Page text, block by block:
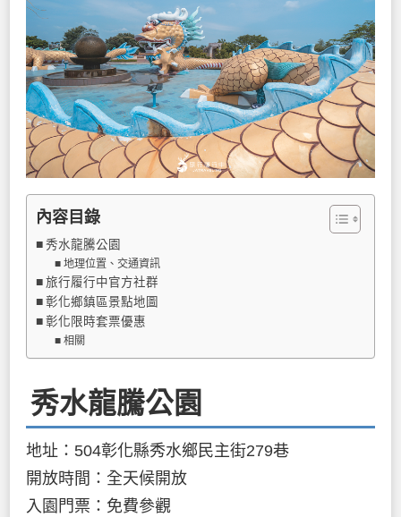
內容目錄
秀水龍騰公園
地理位置、交通資訊
旅行履行中官方社群
彰化鄉鎮區景點地圖
彰化限時套票優惠
相關
秀水龍騰公園
地址：504彰化縣秀水鄉民主街279巷
開放時間：全天候開放
入園門票：免費參觀